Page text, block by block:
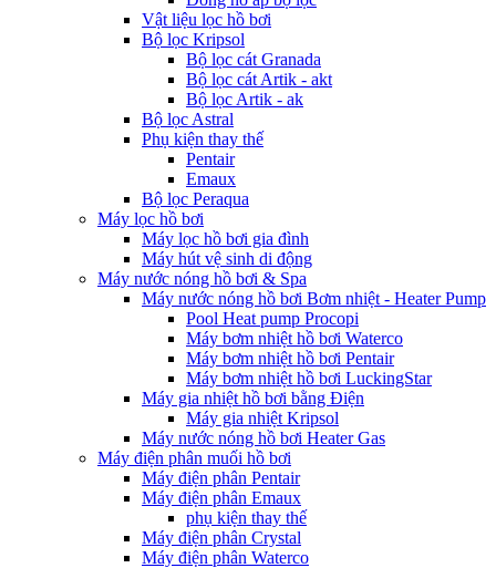
Vật liệu lọc hồ bơi
Bộ lọc Kripsol
Bộ lọc cát Granada
Bộ lọc cát Artik - akt
Bộ lọc Artik - ak
Bộ lọc Astral
Phụ kiện thay thế
Pentair
Emaux
Bộ lọc Peraqua
Máy lọc hồ bơi
Máy lọc hồ bơi gia đình
Máy hút vệ sinh di động
Máy nước nóng hồ bơi & Spa
Máy nước nóng hồ bơi Bơm nhiệt - Heater Pump
Pool Heat pump Procopi
Máy bơm nhiệt hồ bơi Waterco
Máy bơm nhiệt hồ bơi Pentair
Máy bơm nhiệt hồ bơi LuckingStar
Máy gia nhiệt hồ bơi bằng Điện
Máy gia nhiệt Kripsol
Máy nước nóng hồ bơi Heater Gas
Máy điện phân muối hồ bơi
Máy điện phân Pentair
Máy điện phân Emaux
phụ kiện thay thế
Máy điện phân Crystal
Máy điện phân Waterco